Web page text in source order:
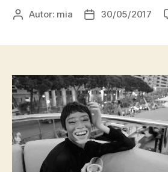
AutorAutor: mia
Datum
30/05/2017